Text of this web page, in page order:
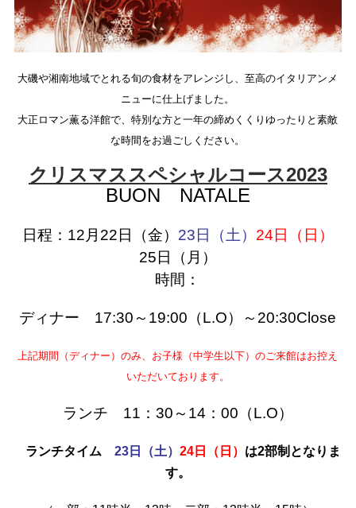
大磯や湘南地域でとれる旬の食材をアレンジし、至高のイタリアンメ
ニューに仕上げました。
大正ロマン薫る洋館で、特別な方と一年の締めくくりゆったりと素敵
な時間をお過ごしください。
クリスマススペシャルコース2023
BUON NATALE
日程：12月22日（金） 23日（土） 24日（日）
25日（月）
時間：
ディナー 17:30～19:00（L.O）～20:30Close
上記期間（ディナー）のみ、お子様（中学生以下）のご来館はお控え
いただいております。
ランチ 11：30～14：00（L.O）
ランチタイム 23日（土） 24日（日） は2部制となりま
す。